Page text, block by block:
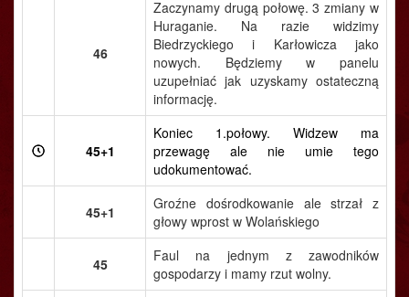
46
Zaczynamy drugą połowę. 3 zmiany w
Huraganie. Na razie widzimy
Biedrzyckiego i Karłowicza jako
nowych. Będziemy w panelu
uzupełniać jak uzyskamy ostateczną
informację.
45+1
Koniec 1.połowy. Widzew ma
przewagę ale nie umie tego
udokumentować.
45+1
Groźne dośrodkowanie ale strzał z
głowy wprost w Wolańskiego
45
Faul na jednym z zawodników
gospodarzy i mamy rzut wolny.